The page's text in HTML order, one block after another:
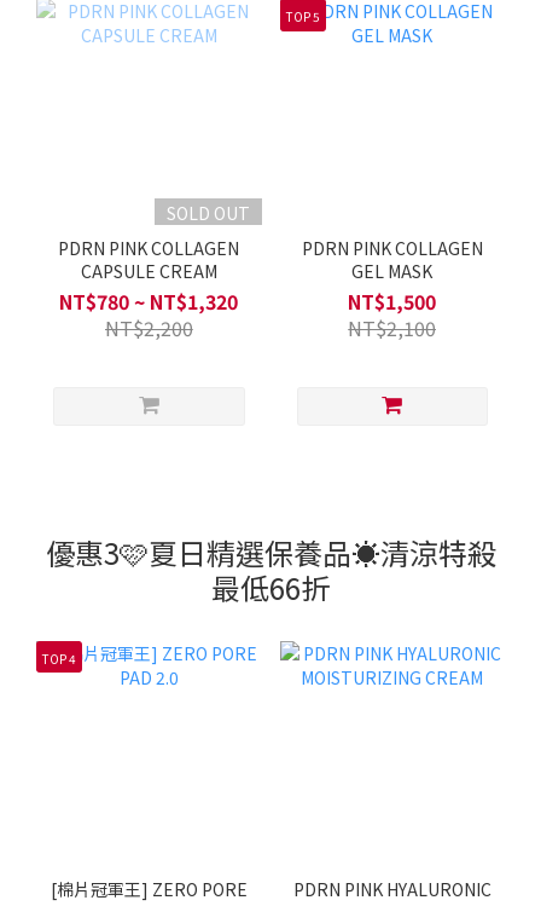
SOLD OUT
PDRN PINK COLLAGEN
CAPSULE CREAM
NT$780 ~ NT$1,320
NT$2,200
TOP 5
PDRN PINK COLLAGEN
GEL MASK
NT$1,500
NT$2,100
優惠3🩷夏日精選保養品☀️清涼特殺
最低66折
TOP 4
[棉片冠軍王] ZERO PORE
PDRN PINK HYALURONIC